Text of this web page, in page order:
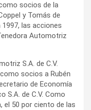
socios de la
y Tomás de
1997, las acciones
Automotriz
S.A. de C.V.
socios a Rubén
de Economía
S.A. de C.V. Como
el 50 por ciento de las